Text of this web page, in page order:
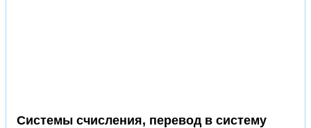
Системы счисления, перевод в систему